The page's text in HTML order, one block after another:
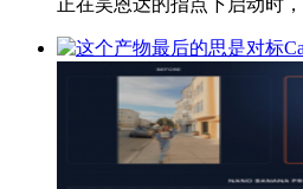
正在吴恩达的指点下启动时